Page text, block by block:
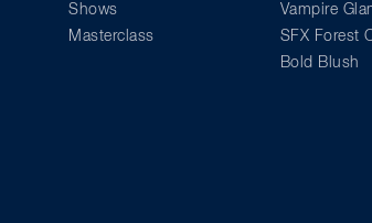
Shows
Masterclass
Vampire
SFX Forest
Bold Blush